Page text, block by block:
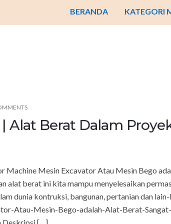
BERANDA KATEGORI
Alat Berat Dalam
Machine Mesin Excavator Atau Mesin Bego
alat berat ini kita mampu menyelesaikan
dunia kontruksi, bangunan, pertanian dan
Atau-Mesin-Bego-adalah-Alat-Berat-